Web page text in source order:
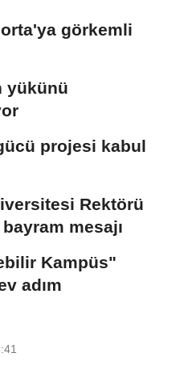
görkemli
yükünü
projesi kabul
Rektörü
mesajı
Kampüs"
adım